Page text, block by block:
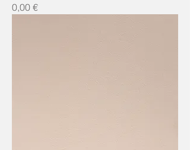
Preis
0,00 €